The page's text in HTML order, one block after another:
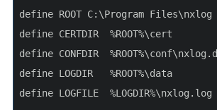
define ROOT C:\Program Files\nxlog
define CERTDIR  %ROOT%\cert
define CONFDIR  %ROOT%\conf\nxlog.d
define LOGDIR   %ROOT%\data
define LOGFILE  %LOGDIR%\nxlog.log